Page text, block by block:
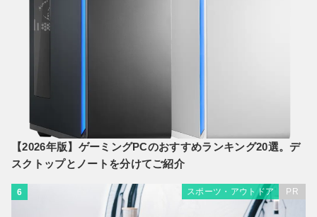
【2026年版】ゲーミングPCのおすすめランキング20選。デ
スクトップとノートを分けてご紹介
6 スポーツ・アウトドア PR